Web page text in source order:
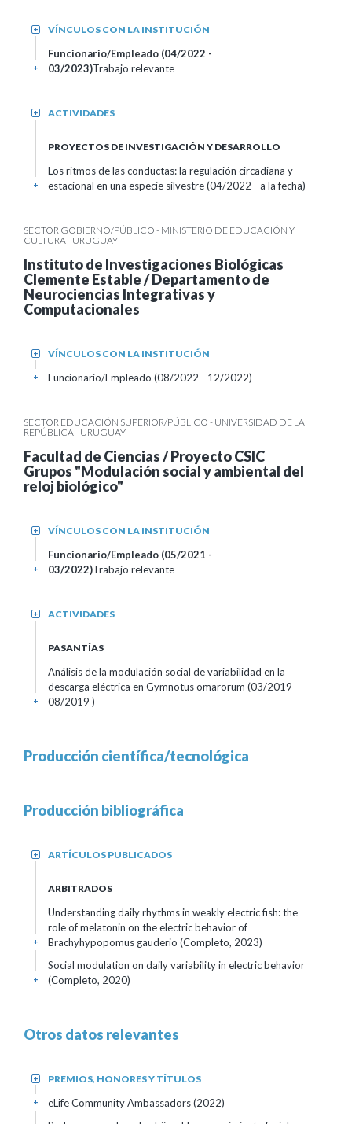
VÍNCULOS CON LA INSTITUCIÓN
+
Funcionario/Empleado (04/2022 -
03/2023)Trabajo relevante
+
ACTIVIDADES
+
PROYECTOS DE INVESTIGACIÓN Y DESARROLLO
Los ritmos de las conductas: la regulación circadiana y
estacional en una especie silvestre (04/2022 - a la fecha)
+
SECTOR GOBIERNO/PÚBLICO - MINISTERIO DE EDUCACIÓN Y
CULTURA - URUGUAY
Instituto de Investigaciones Biológicas
Clemente Estable / Departamento de
Neurociencias Integrativas y
Computacionales
VÍNCULOS CON LA INSTITUCIÓN
+
Funcionario/Empleado (08/2022 - 12/2022)
+
SECTOR EDUCACIÓN SUPERIOR/PÚBLICO - UNIVERSIDAD DE LA
REPÚBLICA - URUGUAY
Facultad de Ciencias / Proyecto CSIC
Grupos "Modulación social y ambiental del
reloj biológico"
VÍNCULOS CON LA INSTITUCIÓN
+
Funcionario/Empleado (05/2021 -
03/2022)Trabajo relevante
+
ACTIVIDADES
+
PASANTÍAS
Análisis de la modulación social de variabilidad en la
descarga eléctrica en Gymnotus omarorum (03/2019 -
08/2019 )
+
Producción científica/tecnológica
Producción bibliográfica
ARTÍCULOS PUBLICADOS
+
ARBITRADOS
Understanding daily rhythms in weakly electric fish: the
role of melatonin on the electric behavior of
Brachyhypopomus gauderio (Completo, 2023)
+
Social modulation on daily variability in electric behavior
(Completo, 2020)
+
Otros datos relevantes
PREMIOS, HONORES Y TÍTULOS
+
eLife Community Ambassadors(2022)
+